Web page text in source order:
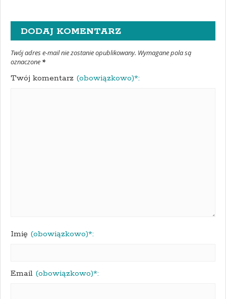
DODAJ KOMENTARZ
Twój adres e-mail nie zostanie opublikowany. Wymagane pola są
oznaczone *
Twój komentarz (obowiązkowo)*:
Imię (obowiązkowo)*:
Email (obowiązkowo)*: